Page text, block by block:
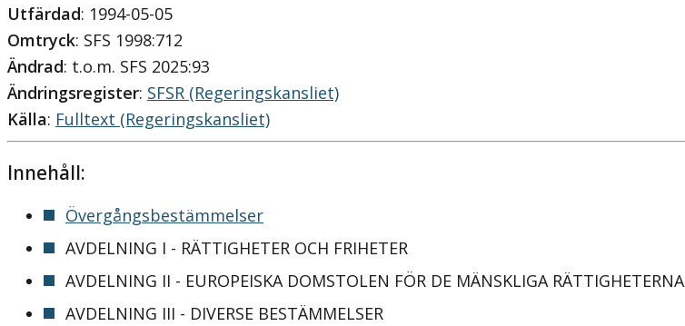
Utfärdad: 1994-05-05
Omtryck: SFS 1998:712
Ändrad: t.o.m. SFS 2025:93
Ändringsregister: SFSR (Regeringskansliet)
Källa: Fulltext (Regeringskansliet)
Innehåll:
Övergångsbestämmelser
AVDELNING I - RÄTTIGHETER OCH FRIHETER
AVDELNING II - EUROPEISKA DOMSTOLEN FÖR DE MÄNSKLIGA RÄTTIGHETERNA
AVDELNING III - DIVERSE BESTÄMMELSER